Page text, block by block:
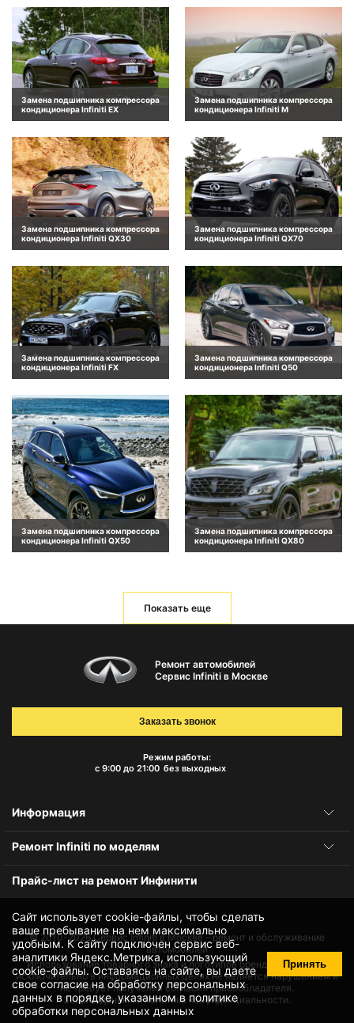
Замена подшипника компрессора
кондиционера Infiniti EX
Замена подшипника компрессора
кондиционера Infiniti M
Замена подшипника компрессора
кондиционера Infiniti QX30
Замена подшипника компрессора
кондиционера Infiniti QX70
Замена подшипника компрессора
кондиционера Infiniti FX
Замена подшипника компрессора
кондиционера Infiniti Q50
Замена подшипника компрессора
кондиционера Infiniti QX50
Замена подшипника компрессора
кондиционера Infiniti QX80
Показать еще
Сайт использует cookie-файлы, чтобы сделать
ваше пребывание на нем максимально
удобным. К cайту подключен сервис веб-
аналитики Яндекс.Метрика, использующий
cookie-файлы. Оставаясь на сайте, вы даете
своесогласие на обработку персональных
данных в порядке, указанном в политике
обработки персональных данных
Принять
Ремонт автомобилей
Сервис Infiniti в Москве
Режим работы:
с 9:00 до 21:00 без выходных
Заказать звонок
Информация
Ремонт Infiniti по моделям
Прайс-лист на ремонт Инфинити
© 2010-2026Сервис Infiniti в Москве – ремонт и обслуживание
автомобилей
Использование товарного знака и логотипов бренда происходит
исключительно в информационных целях не является нарушением и
не требует получения согласия правообладателя.
Защита данных и политика конфиденциальности.